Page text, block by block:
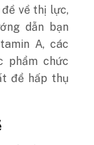
đề về thị lực,
dẫn bạn
A, các
phẩm chức
để hấp thụ